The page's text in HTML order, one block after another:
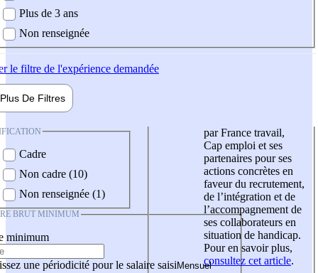
Plus de 3 ans
Non renseignée
le filtre de l'expérience demandée
Plus De Filtres
Cadre
Non cadre (10)
Non renseignée (1)
BRUT MINIMUM
minimum
une périodicité pour le salaire saisi
par France travail,
Cap emploi et ses
partenaires pour ses
actions concrètes en
faveur du recrutement,
de l’intégration et de
l’accompagnement de
ses collaborateurs en
situation de handicap.
Pour en savoir plus,
consultez cet article.